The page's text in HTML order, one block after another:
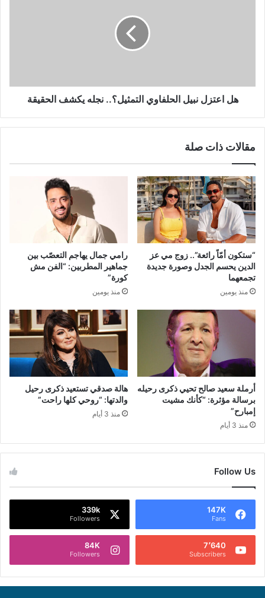
هل اعتزل نبيل الحلفاوي التمثيل؟.. نجله يكشف الحقيقة
مقالات ذات صلة
“ستكون أمّاً رائعة”.. زوج مي عز
الدين يحسم الجدل وصورة جديدة
تجمعهما
منذ يومين
رامي جمال يهاجم التعصّب بين
جماهير المطربين: “الفن مش
كورة”
منذ يومين
أرملة سعيد صالح تحيي ذكرى رحيله
برسالة مؤثرة: “كأنك مشيت
إمبارح”
منذ 3 أيام
هالة صدقي تستعيد ذكرى رحيل
والدتها: “روحي كلها راحت”
منذ 3 أيام
Follow Us
147K
Fans
339k
Followers
7٬640
Subscribers
84K
Followers